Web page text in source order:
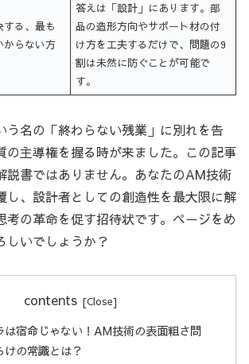
る、最も
からない方
答えは「設計」にあります。部
品の造形方向やサポート材の付
け方を工夫するだけで、問題の9
割は未然に防ぐことが可能で
す。
う名の「終わらない残業」に別れを告
の主導権を握る時が来ました。この記事
説書ではありません。あなたのAM技術
し、設計者としての創造性を最大限に解
考の革命を促す招待状です。ページをめ
しいでしょうか？
contents
は宿命じゃない！AM技術の表面粗さ問
けの常識とは？